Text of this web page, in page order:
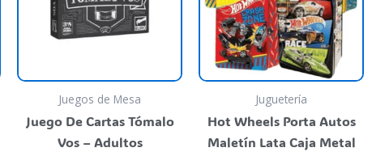
Juegos de Mesa
Juego De Cartas Tómalo
Vos – Adultos
Juguetería
Hot Wheels Porta Autos
Maletín Lata Caja Metal